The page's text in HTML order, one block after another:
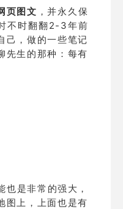
页图文 ，并永久保
不时翻翻2-3年前
己，做的一些笔记
先生的那种：每有
是非常的强大，
图上，上面也是有